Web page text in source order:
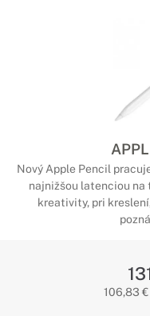
Nový Apple Pencil
najnižšou latenciou na
kreativity, pri
106,83 €